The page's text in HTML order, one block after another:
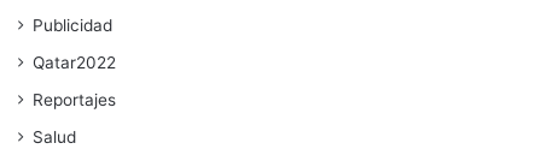
Publicidad
Qatar2022
Reportajes
Salud